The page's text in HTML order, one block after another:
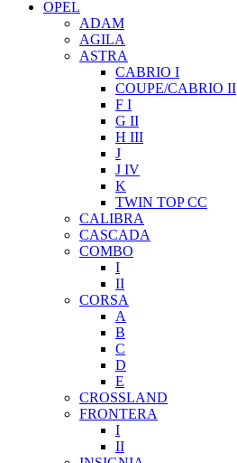
OPEL
ADAM
AGILA
ASTRA
CABRIO I
COUPE/CABRIO II
F I
G II
H III
J
J IV
K
TWIN TOP CC
CALIBRA
CASCADA
COMBO
I
II
CORSA
A
B
C
D
E
CROSSLAND
FRONTERA
I
II